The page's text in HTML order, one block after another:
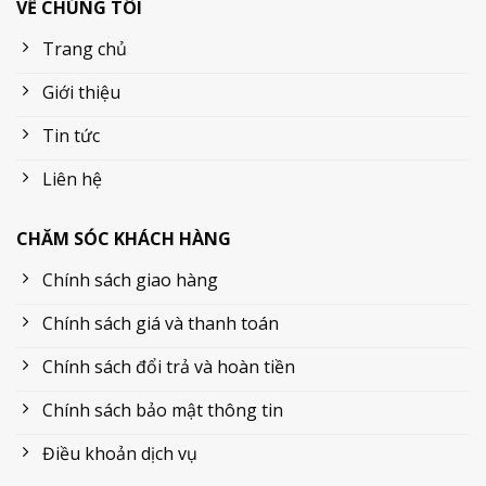
VỀ CHÚNG TÔI
Trang chủ
Giới thiệu
Tin tức
Liên hệ
CHĂM SÓC KHÁCH HÀNG
Chính sách giao hàng
Chính sách giá và thanh toán
Chính sách đổi trả và hoàn tiền
Chính sách bảo mật thông tin
Điều khoản dịch vụ